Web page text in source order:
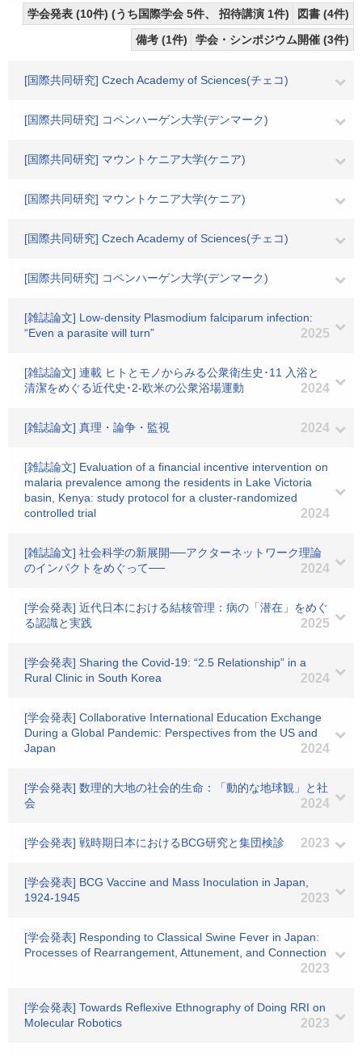
学会発表 (10件) (うち国際学会 5件、 招待講演 1件)
図書 (4件)
備考 (1件)
学会・シンポジウム開催 (3件)
[国際共同研究] Czech Academy of Sciences(チェコ)
[国際共同研究] コペンハーゲン大学(デンマーク)
[国際共同研究] マウントケニア大学(ケニア)
[国際共同研究] マウントケニア大学(ケニア)
[国際共同研究] Czech Academy of Sciences(チェコ)
[国際共同研究] コペンハーゲン大学(デンマーク)
[雑誌論文] Low-density Plasmodium falciparum infection:
“Even a parasite will turn”
2025
[雑誌論文] 連載 ヒトとモノからみる公衆衛生史･11 入浴と
清潔をめぐる近代史･2-欧米の公衆浴場運動
2024
[雑誌論文] 真理・論争・監視 2024
[雑誌論文] Evaluation of a financial incentive intervention on
malaria prevalence among the residents in Lake Victoria
basin, Kenya: study protocol for a cluster-randomized
controlled trial
2024
[雑誌論文] 社会科学の新展開──アクターネットワーク理論
のインパクトをめぐって──
2024
[学会発表] 近代日本における結核管理：病の「潜在」をめぐ
る認識と実践
2025
[学会発表] Sharing the Covid-19: “2.5 Relationship” in a
Rural Clinic in South Korea
2024
[学会発表] Collaborative International Education Exchange
During a Global Pandemic: Perspectives from the US and
Japan
2024
[学会発表] 数理的大地の社会的生命：「動的な地球観」と社
会
2024
[学会発表] 戦時期日本におけるBCG研究と集団検診 2023
[学会発表] BCG Vaccine and Mass Inoculation in Japan,
1924-1945
2023
[学会発表] Responding to Classical Swine Fever in Japan:
Processes of Rearrangement, Attunement, and Connection
2023
[学会発表] Towards Reflexive Ethnography of Doing RRI on
Molecular Robotics
2023